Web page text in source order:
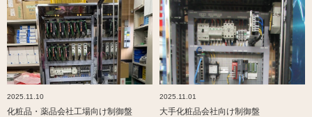
2025.11.10
化粧品・薬品会社工場向け制御盤
2025.11.01
大手化粧品会社向け制御盤